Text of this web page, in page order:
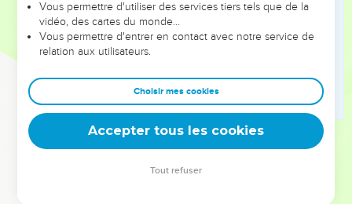
lorsqu’ils levaient le camp.
Au moment du départ du coffre sacré, Moïse s’écriait :
« Dresse-toi, Seigneur, afin que tes ennemis soient dispersés
Et lorsque l’on déposait le coffre, Moïse s’écriait :
« Seigneur, reviens prendre place au milieu des familles
innombrables d’Israël ! »
© Société biblique française – Bibli’O, 1997, avec autorisation. Pour vous procurer
Vous permettre d'utiliser des services tiers tels que de la
vidéo, des cartes du monde…
Vous permettre d'entrer en contact avec notre service de
relation aux utilisateurs.
Choisir mes cookies
Accepter tous les cookies
Tout refuser